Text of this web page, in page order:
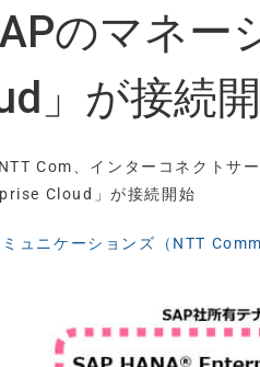
のマネー
」が接続
Com、インターコネクトサ
Cloud」が接続開始
ミュニケーションズ（NTT